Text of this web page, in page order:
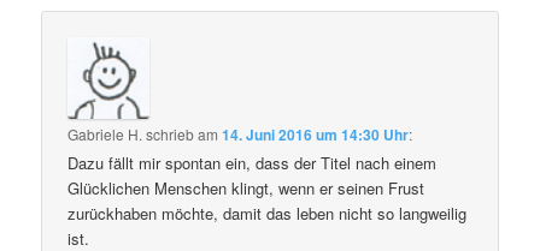
Gabriele H. schriebam14. Juni 2016 um 14:30 Uhr:
Dazu fällt mir spontan ein, dass der Titel nach einem
Glücklichen Menschen klingt, wenn er seinen Frust
zurückhaben möchte, damit das leben nicht so langweilig
ist.